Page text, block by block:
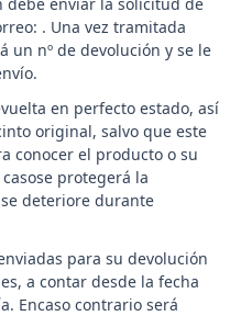
. Una vez tramitada
un nº de devolución y se le
en perfecto estado, así
original, salvo que este
conocer el producto o su
protegerá la
deteriore durante
para su devolución
a contar desde la fecha
Encaso contrario será